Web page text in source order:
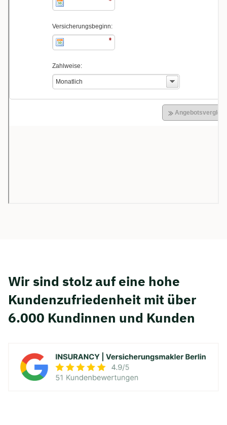
Wir sind stolz auf eine hohe
Kunden­zufriedenheit mit über
6.000 Kundinnen und Kunden